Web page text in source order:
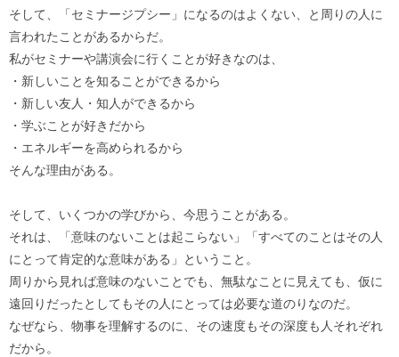
そして、「セミナージプシー」になるのはよくない、と周りの人に
言われたことがあるからだ。
私がセミナーや講演会に行くことが好きなのは、
・新しいことを知ることができるから
・新しい友人・知人ができるから
・学ぶことが好きだから
・エネルギーを高められるから
そんな理由がある。
そして、いくつかの学びから、今思うことがある。
それは、「意味のないことは起こらない」「すべてのことはその人
にとって肯定的な意味がある」ということ。
周りから見れば意味のないことでも、無駄なことに見えても、仮に
遠回りだったとしてもその人にとっては必要な道のりなのだ。
なぜなら、物事を理解するのに、その速度もその深度も人それぞれ
だから。